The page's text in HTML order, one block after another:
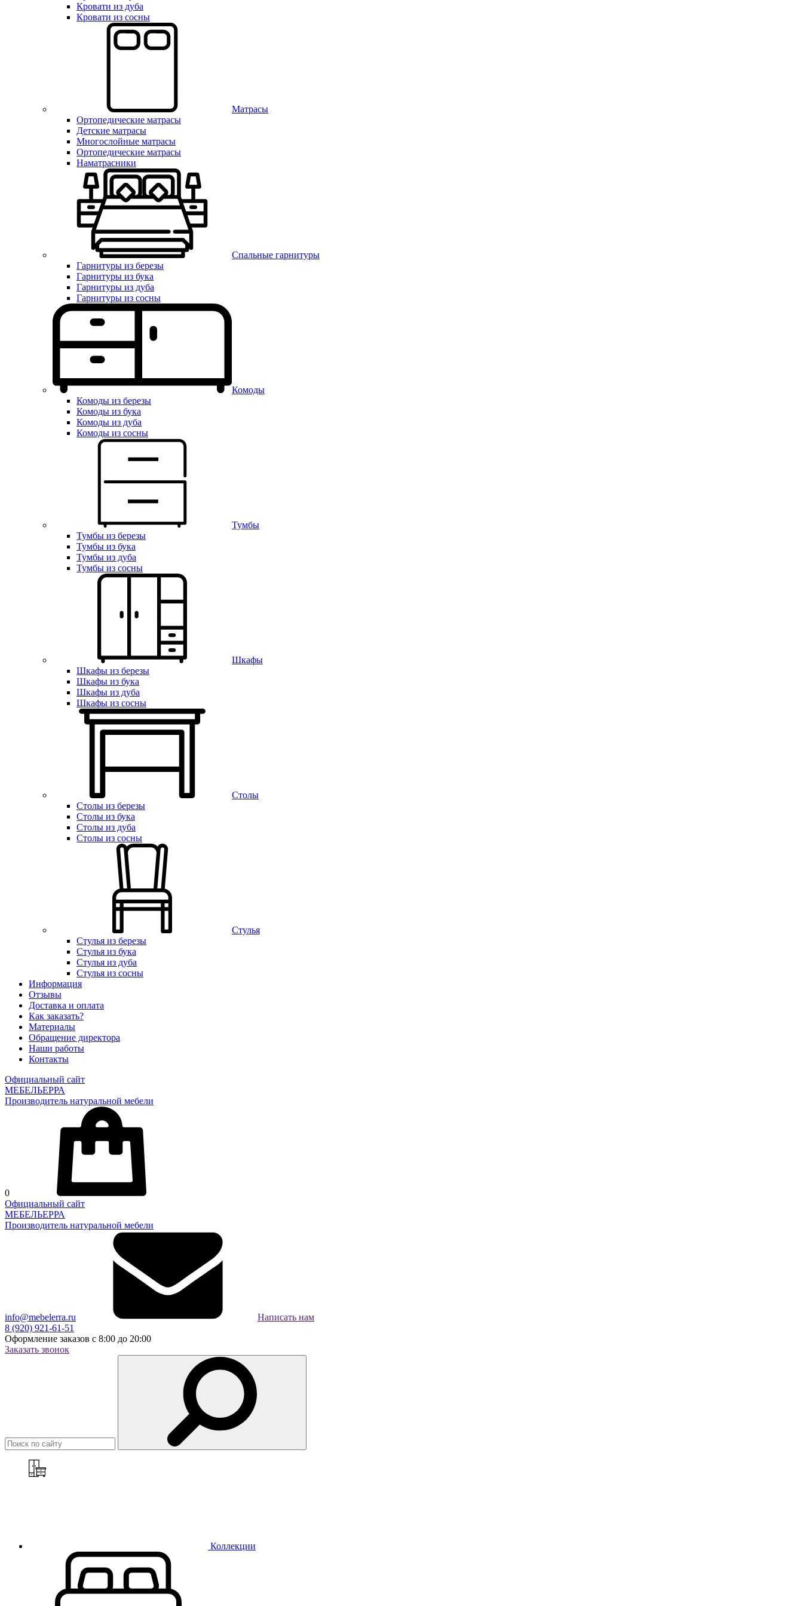
Кровати из дуба
Кровати из сосны
Матрасы
Ортопедические матрасы
Детские матрасы
Многослойные матрасы
Ортопедические матрасы
Наматрасники
Спальные гарнитуры
Гарнитуры из березы
Гарнитуры из бука
Гарнитуры из дуба
Гарнитуры из сосны
Комоды
Комоды из березы
Комоды из бука
Комоды из дуба
Комоды из сосны
Тумбы
Тумбы из березы
Тумбы из бука
Тумбы из дуба
Тумбы из сосны
Шкафы
Шкафы из березы
Шкафы из бука
Шкафы из дуба
Шкафы из сосны
Столы
Столы из березы
Столы из бука
Столы из дуба
Столы из сосны
Стулья
Стулья из березы
Стулья из бука
Стулья из дуба
Стулья из сосны
Информация
Отзывы
Доставка и оплата
Как заказать?
Материалы
Обращение директора
Наши работы
Контакты
Официальный сайт
МЕБЕЛЬЕРРА
Производитель натуральной мебели
0
Официальный сайт
МЕБЕЛЬЕРРА
Производитель натуральной мебели
info@mebelerra.ru
Написать нам
8 (920) 921-61-51
Оформление заказов с 8:00 до 20:00
Заказать звонок
Коллекции